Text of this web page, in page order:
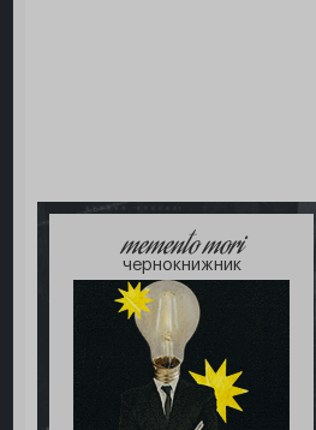
memento mori
чернокнижник